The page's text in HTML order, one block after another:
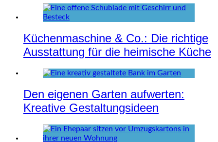
Küchenmaschine & Co.: Die richtige
Ausstattung für die heimische Küche
Den eigenen Garten aufwerten:
Kreative Gestaltungsideen